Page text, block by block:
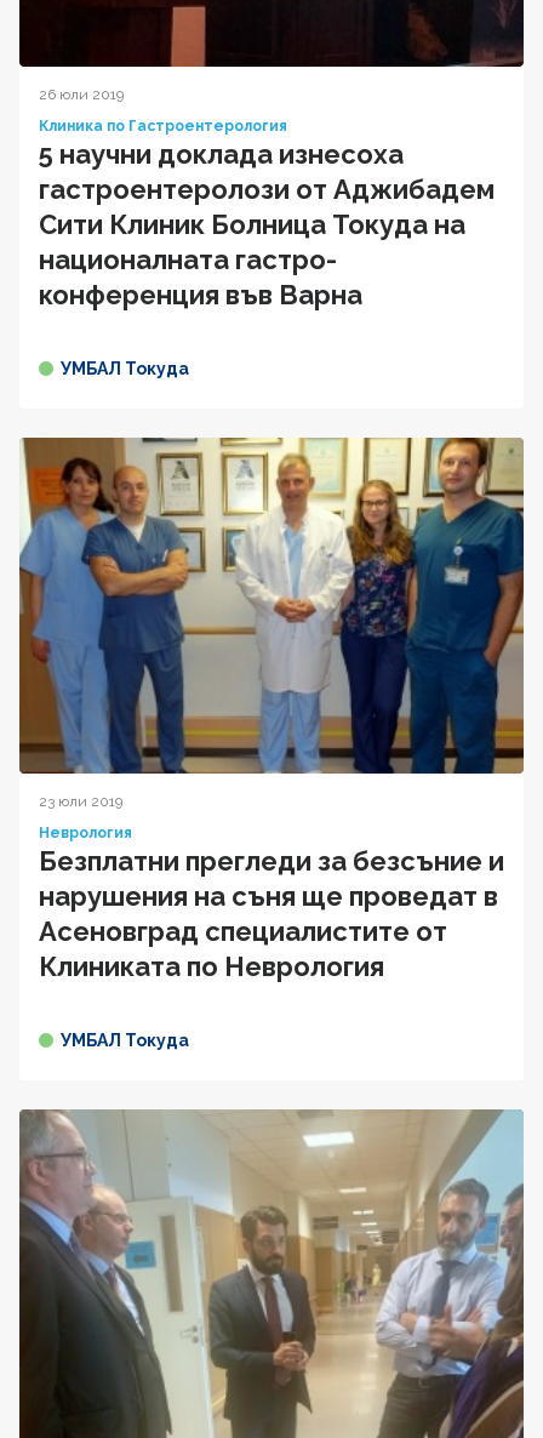
26 юли 2019
Клиника по Гастроентерология
5 научни доклада изнесоха
гастроентеролози от Аджибадем
Сити Клиник Болница Токуда на
националната гастро-
конференция във Варна
УМБАЛ Токуда
23 юли 2019
Неврология
Безплатни прегледи за безсъние и
нарушения на съня ще проведат в
Асеновград специалистите от
Клиниката по Неврология
УМБАЛ Токуда